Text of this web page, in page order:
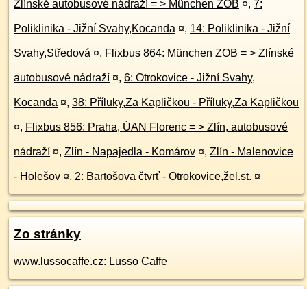
Zlínské autobusové nádraží = > München ZOB ¤, 7:
Poliklinika - Jižní Svahy,Kocanda ¤, 14: Poliklinika - Jižní
Svahy,Středová ¤, Flixbus 864: München ZOB = > Zlínské
autobusové nádraží ¤, 6: Otrokovice - Jižní Svahy,
Kocanda ¤, 38: Příluky,Za Kapličkou - Příluky,Za Kapličkou
¤, Flixbus 856: Praha, ÚAN Florenc = > Zlín, autobusové
nádraží ¤, Zlín - Napajedla - Komárov ¤, Zlín - Malenovice
- Holešov ¤, 2: Bartošova čtvrť - Otrokovice,žel.st. ¤
Zo stránky
www.lussocaffe.cz : Lusso Caffe